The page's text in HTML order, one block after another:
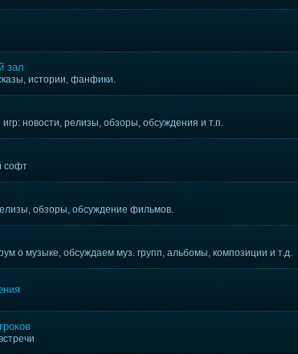
зал
истории, фанфики.
игр: новости, релизы, обзоры, обсуждения и т.п.
софт
обзоры, обсуждение фильмов.
о музыке, обсуждаем муз. групп, альбомы, композиции и т.д.